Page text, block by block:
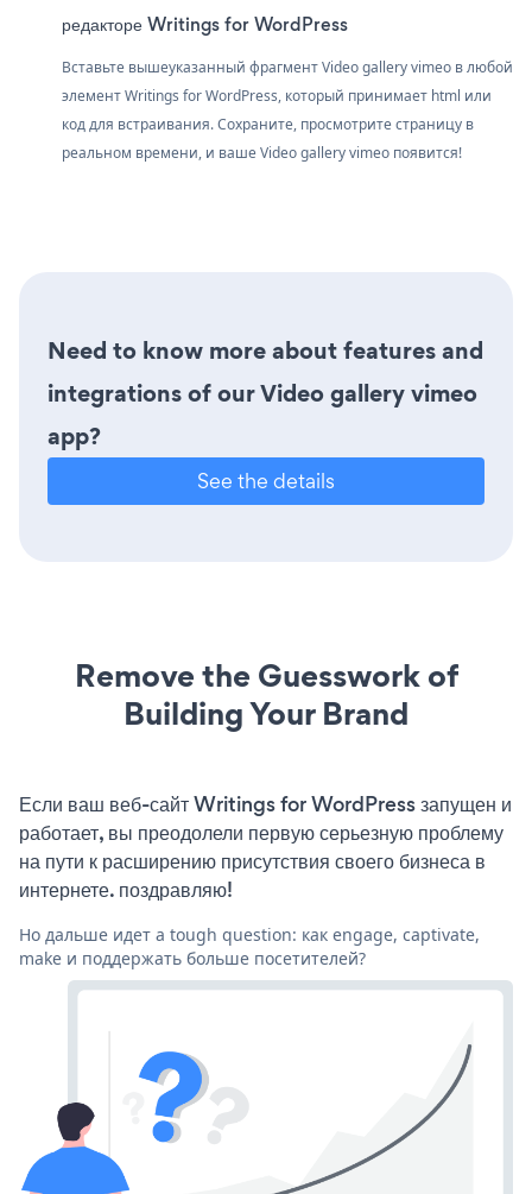
редакторе Writings for WordPress
Вставьте вышеуказанный фрагмент Video gallery vimeo в любой
элемент Writings for WordPress, который принимает html или
код для встраивания. Сохраните, просмотрите страницу в
реальном времени, и ваше Video gallery vimeo появится!
Need to know more about features and
integrations of our Video gallery vimeo
app?
See the details
Remove the Guesswork of
Building Your Brand
Если ваш веб-сайт Writings for WordPress запущен и
работает, вы преодолели первую серьезную проблему
на пути к расширению присутствия своего бизнеса в
интернете. поздравляю!
Но дальше идет a tough question: как engage, captivate,
make и поддержать больше посетителей?